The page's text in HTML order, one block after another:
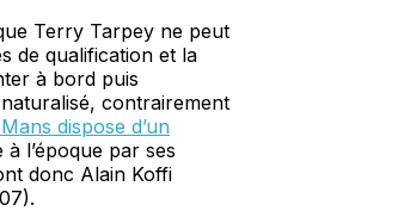
Terry Tarpey ne peut
de qualification et la
à bord puis
contrairement
dispose d’un
l’époque par ses
donc Alain Koffi